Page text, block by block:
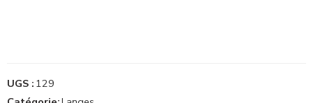
UGS : 129